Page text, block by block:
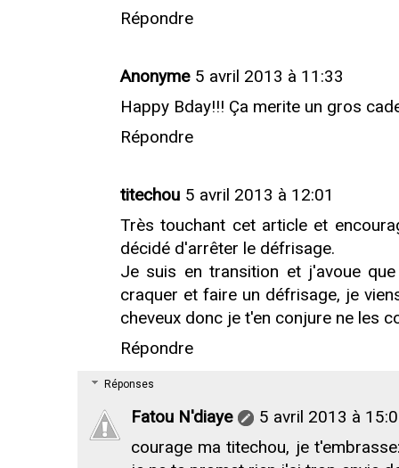
Répondre
Anonyme 5 avril 2013 à 11:33
Happy Bday!!! Ça merite un gros
Répondre
titechou 5 avril 2013 à 12:01
Très touchant cet article et
décidé d'arrêter le défrisage.
Je suis en transition et j'avoue
craquer et faire un défrisage, je
cheveux donc je t'en conjure ne les
Répondre
Réponses
Fatou N'diaye
5 avril 2013 à
courage ma titechou, je